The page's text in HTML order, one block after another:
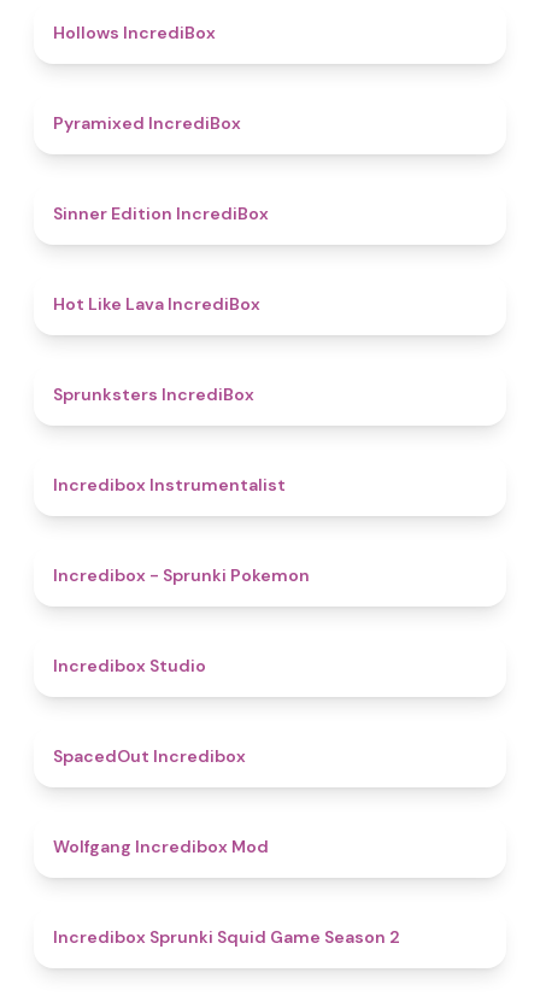
Hollows IncrediBox
Pyramixed IncrediBox
Sinner Edition IncrediBox
Hot Like Lava IncrediBox
Sprunksters IncrediBox
Incredibox Instrumentalist
Incredibox - Sprunki Pokemon
Incredibox Studio
SpacedOut Incredibox
Wolfgang Incredibox Mod
Incredibox Sprunki Squid Game Season 2